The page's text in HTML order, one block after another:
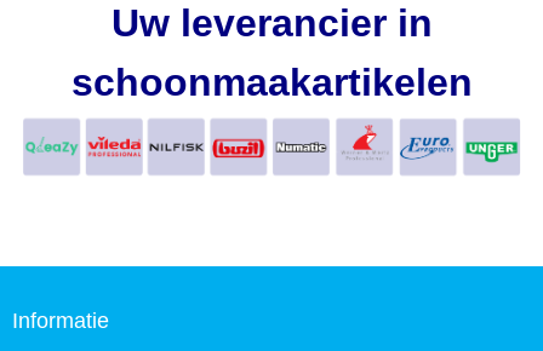
Uw leverancier in
schoonmaakartikelen
Informatie